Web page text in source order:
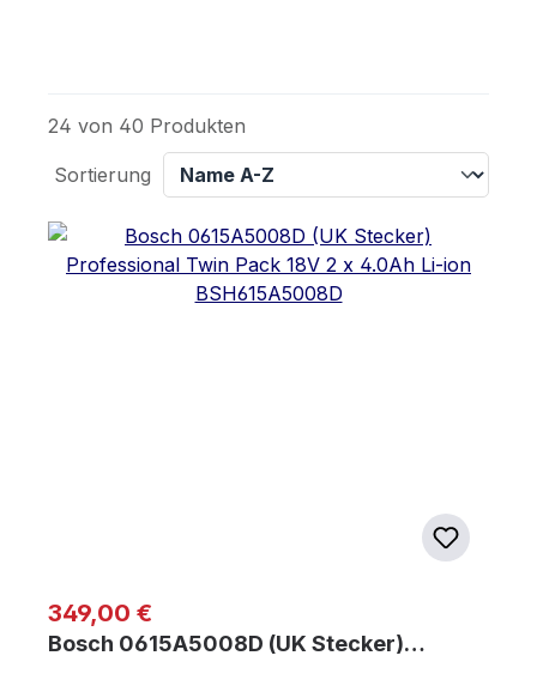
24 von 40 Produkten
Sortierung
Regulärer Preis:
349,00 €
Bosch 0615A5008D (UK Stecker)…